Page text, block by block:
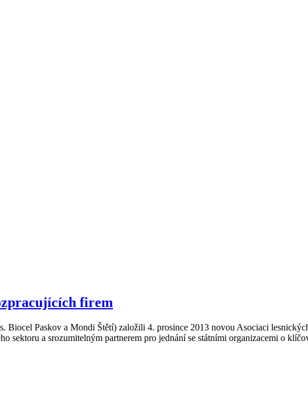
firem
Biocel Paskov a Mondi Štětí) založili 4. prosince 2013 novou Asociaci
sektoru a srozumitelným partnerem pro jednání se státními organizacemi o